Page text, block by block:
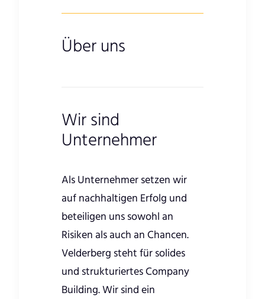
Über uns
Wir sind
Unternehmer
Als Unternehmer setzen wir
auf nachhaltigen Erfolg und
beteiligen uns sowohl an
Risiken als auch an Chancen.
Velderberg steht für solides
und strukturiertes Company
Building. Wir sind ein